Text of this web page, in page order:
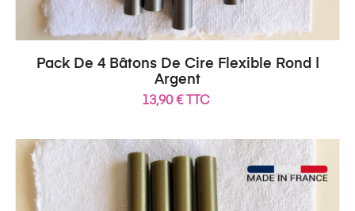
Pack De 4 Bâtons De Cire Flexible Rond |
Argent
13,90 € TTC